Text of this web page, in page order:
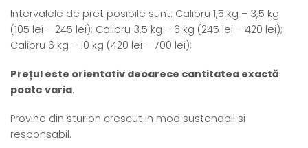
Intervalele de pret posibile sunt: Calibru 1,5 kg – 3,5 kg
(105 lei – 245 lei); Calibru 3,5 kg – 6 kg (245 lei – 420 lei);
Calibru 6 kg – 10 kg (420 lei – 700 lei);
Prețul este orientativ deoarece cantitatea exactă
poate varia.
Provine din sturion crescut in mod sustenabil si
responsabil.